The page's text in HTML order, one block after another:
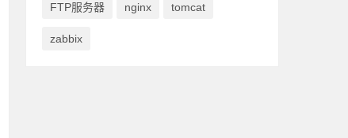
FTP服务器 nginx tomcat
zabbix